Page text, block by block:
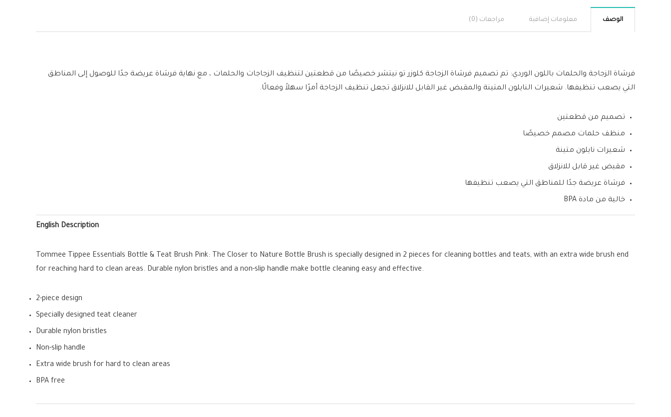
الوصف معلومات إضافية مراجعات (0)
فرشاة الزجاجة والحلمات باللون الوردي: تم تصميم فرشاة الزجاجة كلوزر تو نيتشر خصيصًا من قطعتين لتنظيف الزجاجات والحلمات ، مع نهاية فرشاة عريضة جدًا للوصول إلى المناطق
التي يصعب تنظيفها. شعيرات النايلون المتينة والمقبض غير القابل للانزلاق تجعل تنظيف الزجاجة أمرًا سهلاً وفعالًا.
تصميم من قطعتين
منظف حلمات مصمم خصيصًا
شعيرات نايلون متينة
مقبض غير قابل للانزلاق
فرشاة عريضة جدًا للمناطق التي يصعب تنظيفها
خالية من مادة BPA
English Description
Tommee Tippee Essentials Bottle & Teat Brush Pink: The Closer to Nature Bottle Brush is specially designed in 2 pieces for cleaning bottles and teats, with an extra wide brush end
for reaching hard to clean areas. Durable nylon bristles and a non-slip handle make bottle cleaning easy and effective.
2-piece design
Specially designed teat cleaner
Durable nylon bristles
Non-slip handle
Extra wide brush for hard to clean areas
BPA free